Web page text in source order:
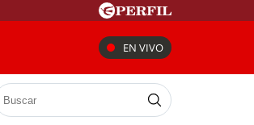
EN VIVO